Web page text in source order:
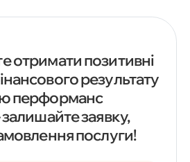
отримати позитивні
результату
перформанс
заявку,
послуги!